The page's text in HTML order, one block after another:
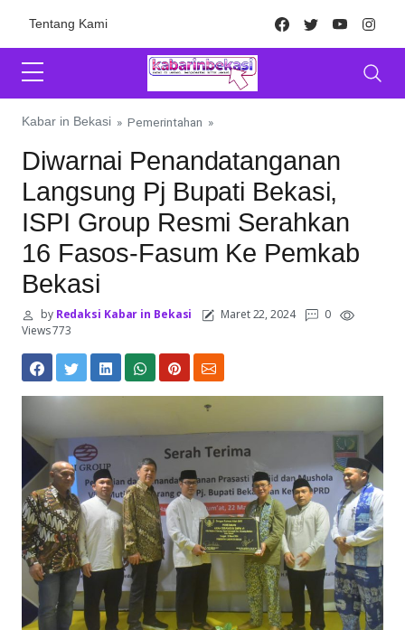
Tentang Kami Facebook
TwitterYoutube
Kabar in Bekasi » Pemerintahan »
Diwarnai Penandatanganan
Langsung Pj Bupati Bekasi,
ISPI Group Resmi Serahkan
16 Fasos-Fasum Ke Pemkab
Bekasi
byRedaksi Kabar in Bekasi Maret 22, 2024
0
Views 773